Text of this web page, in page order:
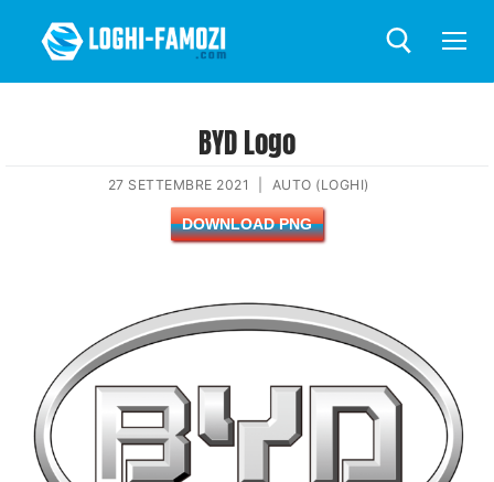
BYD Logo
27 SETTEMBRE 2021 AUTO (LOGHI)
DOWNLOAD PNG